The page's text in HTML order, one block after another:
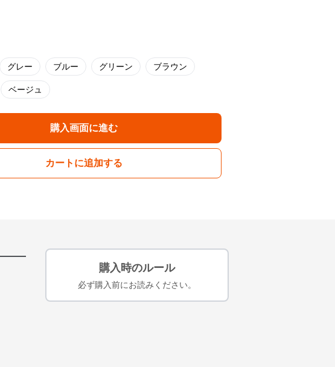
グレー ブルー グリーン ブラウン
ベージュ
購入画面に進む
カートに追加する
購入時のルール
必ず購入前にお読みください。